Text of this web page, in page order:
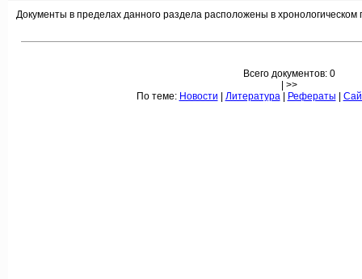
Документы в пределах данного раздела расположены в хронологическом
Всего документов: 0
| >>
По теме: Новости Литература| Рефераты